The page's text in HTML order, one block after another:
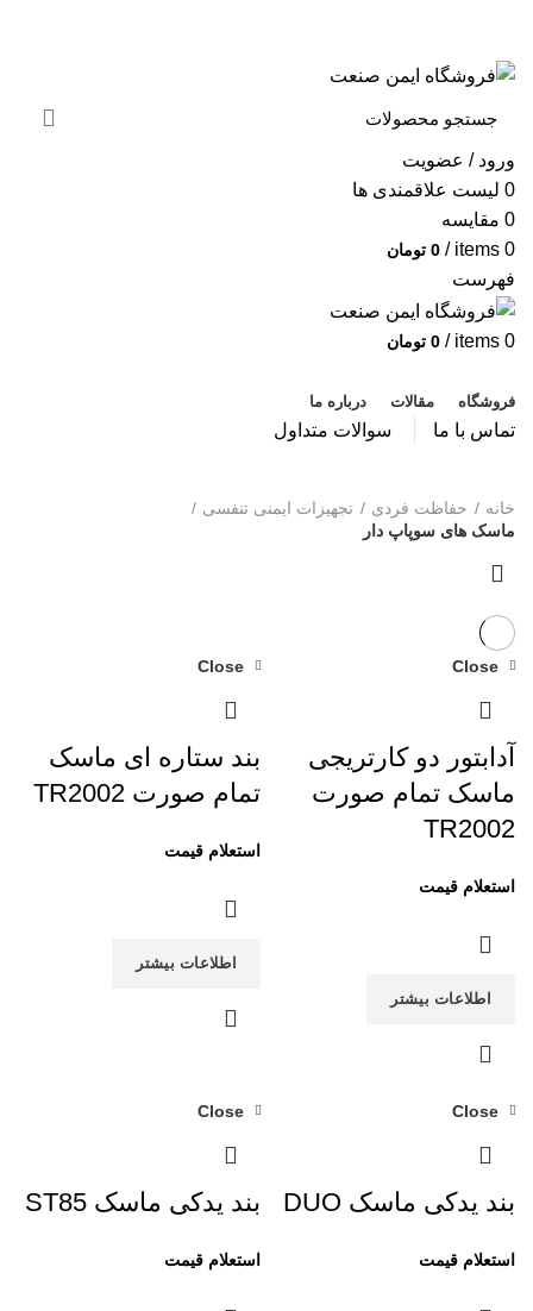
ورود / عضویت
0 لیست علاقمندی ها
0 مقایسه
0
items
/
0 تومان
فهرست
0
items
/
0 تومان
فروشگاه مقالات درباره ما
تماس با ما سوالات متداول
خانه حفاظت فردی
تجهیزات ایمنی تنفسی
ماسک های سوپاپ دار
Close
آدابتور دو کارتریجی
ماسک تمام صورت
TR2002
اطلاعات بیشتر
Close
بند ستاره ای ماسک
تمام صورت TR2002
اطلاعات بیشتر
Close
بند یدکی ماسک DUO
Close
بند یدکی ماسک ST85